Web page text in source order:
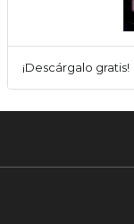
¡Descárgalo gratis!